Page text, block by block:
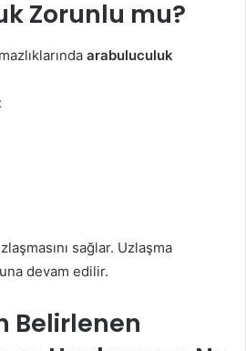
Zorunlu mu?
arabuluculuk
sağlar. Uzlaşma
devam edilir.
Belirlenen